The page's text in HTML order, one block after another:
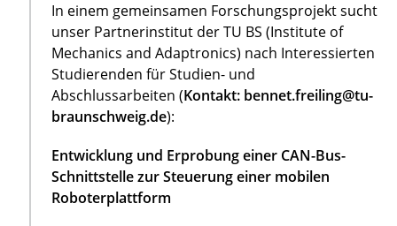
In einem gemeinsamen Forschungsprojekt sucht
unser Partnerinstitut der TU BS (Institute of
Mechanics and Adaptronics) nach Interessierten
Studierenden für Studien- und
Abschlussarbeiten (Kontakt: bennet.freiling@tu-
braunschweig.de):
Entwicklung und Erprobung einer CAN-Bus-
Schnittstelle zur Steuerung einer mobilen
Roboterplattform